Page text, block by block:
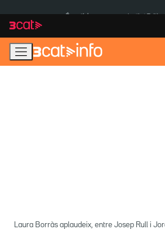
navegació
principal
contingut
Laura Borràs aplaudeix, entre Josep Rull i